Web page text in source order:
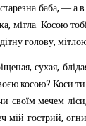
старезна баба, — а в
, мітла. Косою
голову,
,сухая,
косою?Коси ти
своїм мечем ліси
мій гострий,